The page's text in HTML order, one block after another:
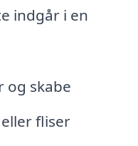
indgår i en
og skabe
fliser